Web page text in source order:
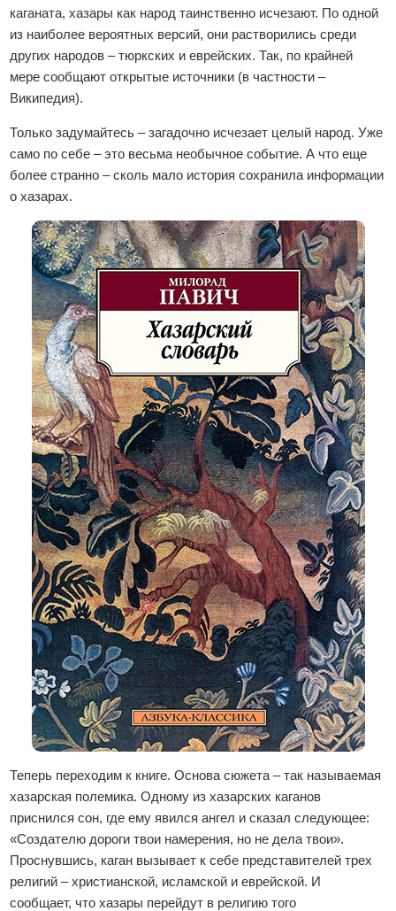
каганата, хазары как народ таинственно исчезают. По одной
из наиболее вероятных версий, они растворились среди
других народов – тюркских и еврейских. Так, по крайней
мере сообщают открытые источники (в частности –
Википедия).
Только задумайтесь – загадочно исчезает целый народ. Уже
само по себе – это весьма необычное событие. А что еще
более странно – сколь мало история сохранила информации
о хазарах.
Теперь переходим к книге. Основа сюжета – так называемая
хазарская полемика. Одному из хазарских каганов
приснился сон, где ему явился ангел и сказал следующее:
«Создателю дороги твои намерения, но не дела твои».
Проснувшись, каган вызывает к себе представителей трех
религий – христианской, исламской и еврейской. И
сообщает, что хазары перейдут в религию того